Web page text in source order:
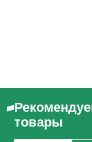
товары